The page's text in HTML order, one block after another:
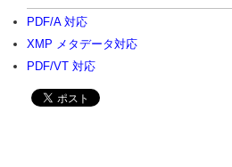
PDF/A 対応
XMP メタデータ対応
PDF/VT 対応